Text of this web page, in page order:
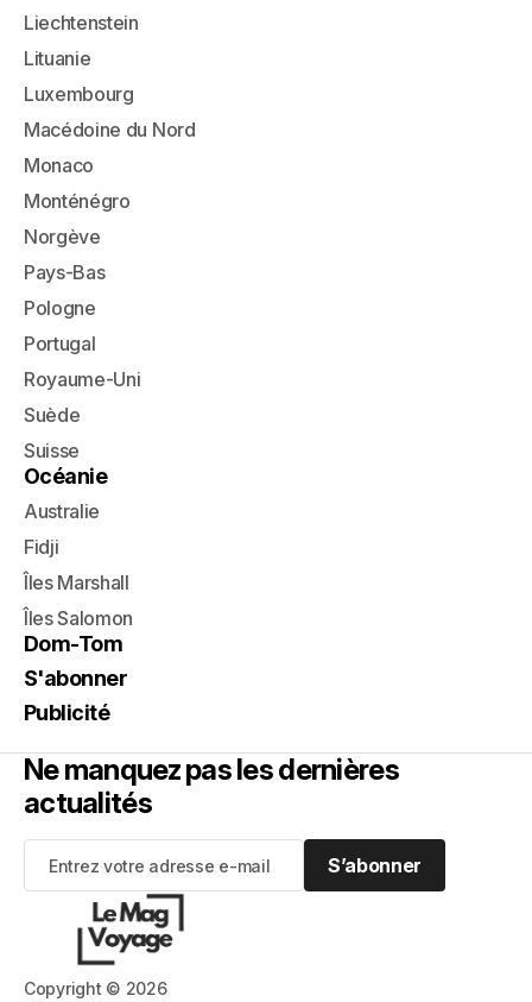
Copyright © 2026
Liechtenstein
Lituanie
Luxembourg
Macédoine du Nord
Monaco
Monténégro
Norgève
Pays-Bas
Pologne
Portugal
Royaume-Uni
Suède
Suisse
Océanie
Australie
Fidji
Îles Marshall
Îles Salomon
Dom-Tom
S'abonner
Publicité
Ne manquez pas les dernières
actualités
S’abonner
S’abonner